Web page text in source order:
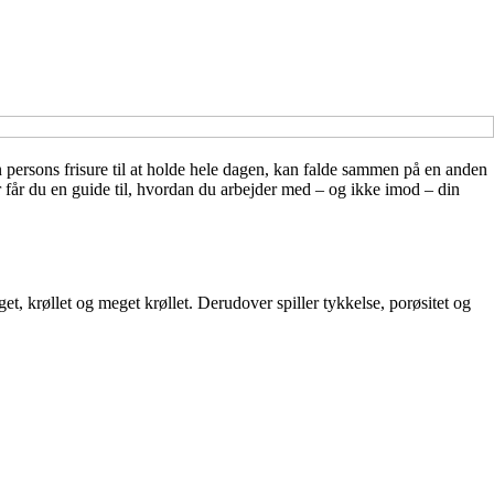
frisure til at holde hele dagen, kan falde sammen på en anden
du en guide til, hvordan du arbejder med – og ikke imod – din
krøllet og meget krøllet. Derudover spiller tykkelse, porøsitet og